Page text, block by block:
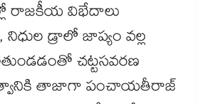
రాజకీయ విభేదాలు
నిధుల డ్రాలో జాప్యం వల్ల
చట్టసవరణ
తాజాగా పంచాయతీరాజ్​